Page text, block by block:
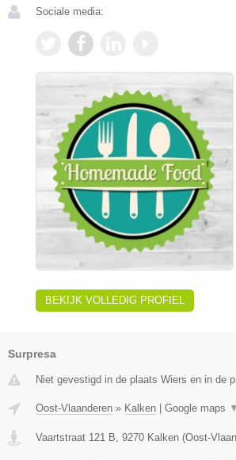
Sociale media:
BEKIJK VOLLEDIG PROFIEL
Surpresa
Niet gevestigd in de plaats Wiers en in de
Oost-Vlaanderen » Kalken Google maps ▼
Vaartstraat 121 B, 9270 Kalken (Oost-